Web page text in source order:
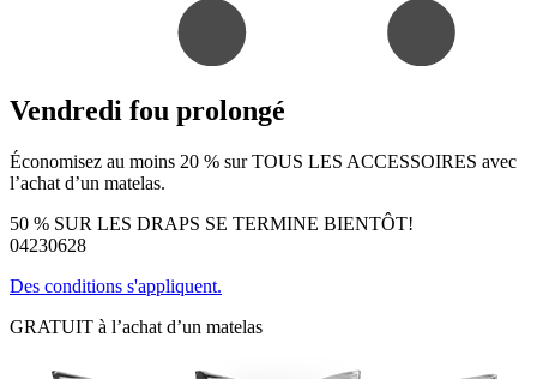
Vendredi fou prolongé
Économisez au moins 20 % sur TOUS LES ACCESSOIRES avec
l’achat d’un matelas.
50 % SUR LES DRAPS SE TERMINE BIENTÔT!
04230626
Des conditions s'appliquent.
GRATUIT à l’achat d’un matelas